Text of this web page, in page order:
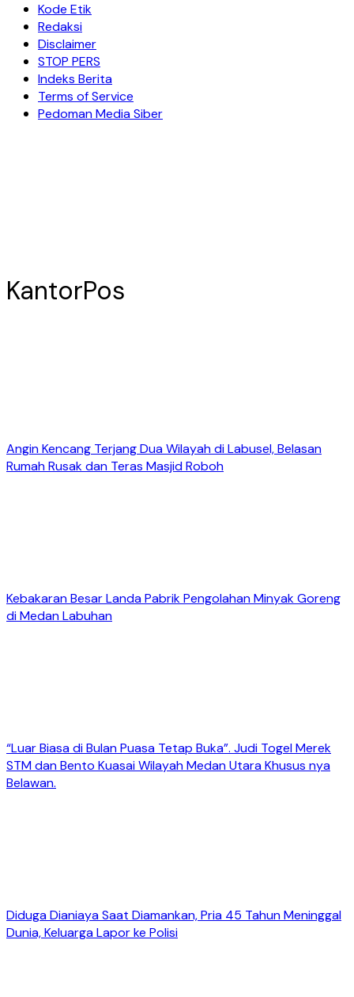
Kode Etik
Redaksi
Disclaimer
STOP PERS
Indeks Berita
Terms of Service
Pedoman Media Siber
KantorPos
Angin Kencang Terjang Dua Wilayah di Labusel, Belasan
Rumah Rusak dan Teras Masjid Roboh
Kebakaran Besar Landa Pabrik Pengolahan Minyak Goreng
di Medan Labuhan
“Luar Biasa di Bulan Puasa Tetap Buka”. Judi Togel Merek
STM dan Bento Kuasai Wilayah Medan Utara Khusus nya
Belawan.
Diduga Dianiaya Saat Diamankan, Pria 45 Tahun Meninggal
Dunia, Keluarga Lapor ke Polisi